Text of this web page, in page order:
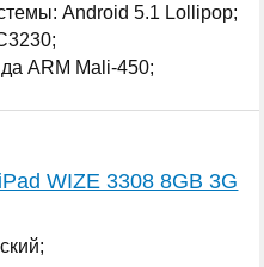
Android 5.1 Lollipop;
ARM Mali-450;
WIZE 3308 8GB 3G